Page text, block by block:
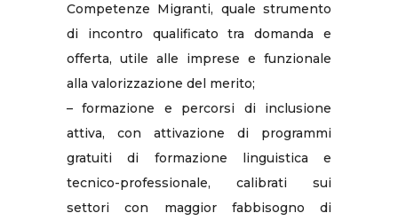
Competenze Migranti, quale strumento
di incontro qualificato tra domanda e
offerta, utile alle imprese e funzionale
alla valorizzazione del merito;
– formazione e percorsi di inclusione
attiva, con attivazione di programmi
gratuiti di formazione linguistica e
tecnico-professionale, calibrati sui
settori con maggior fabbisogno di